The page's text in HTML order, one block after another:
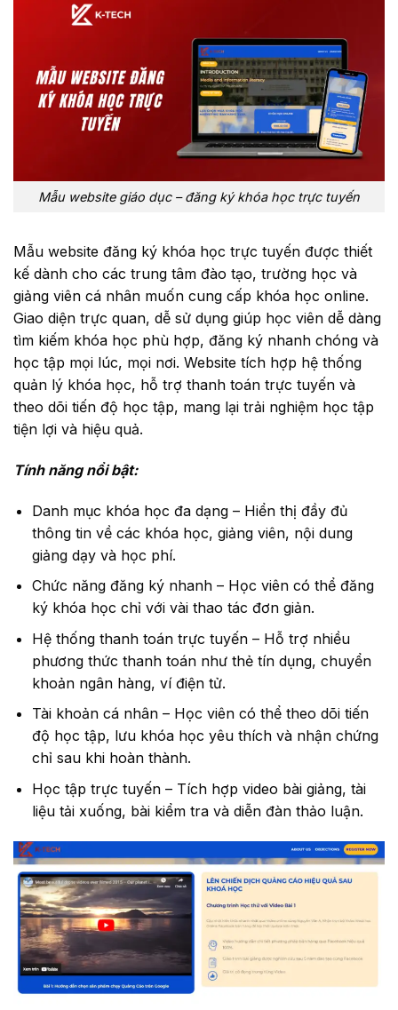
Mẫu website giáo dục – đăng ký khóa học trực tuyến
Mẫu website đăng ký khóa học trực tuyến được thiết
kế dành cho các trung tâm đào tạo, trường học và
giảng viên cá nhân muốn cung cấp khóa học online.
Giao diện trực quan, dễ sử dụng giúp học viên dễ dàng
tìm kiếm khóa học phù hợp, đăng ký nhanh chóng và
học tập mọi lúc, mọi nơi. Website tích hợp hệ thống
quản lý khóa học, hỗ trợ thanh toán trực tuyến và
theo dõi tiến độ học tập, mang lại trải nghiệm học tập
tiện lợi và hiệu quả.
Tính năng nổi bật:
Danh mục khóa học đa dạng – Hiển thị đầy đủ
thông tin về các khóa học, giảng viên, nội dung
giảng dạy và học phí.
Chức năng đăng ký nhanh – Học viên có thể đăng
ký khóa học chỉ với vài thao tác đơn giản.
Hệ thống thanh toán trực tuyến – Hỗ trợ nhiều
phương thức thanh toán như thẻ tín dụng, chuyển
khoản ngân hàng, ví điện tử.
Tài khoản cá nhân – Học viên có thể theo dõi tiến
độ học tập, lưu khóa học yêu thích và nhận chứng
chỉ sau khi hoàn thành.
Học tập trực tuyến – Tích hợp video bài giảng, tài
liệu tải xuống, bài kiểm tra và diễn đàn thảo luận.